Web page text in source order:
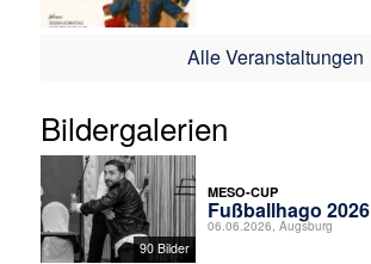
Alle Veranstaltungen
Bildergalerien
90 Bilder
MESO-CUP
Fußballhago 2026
06.06.2026, Augsburg